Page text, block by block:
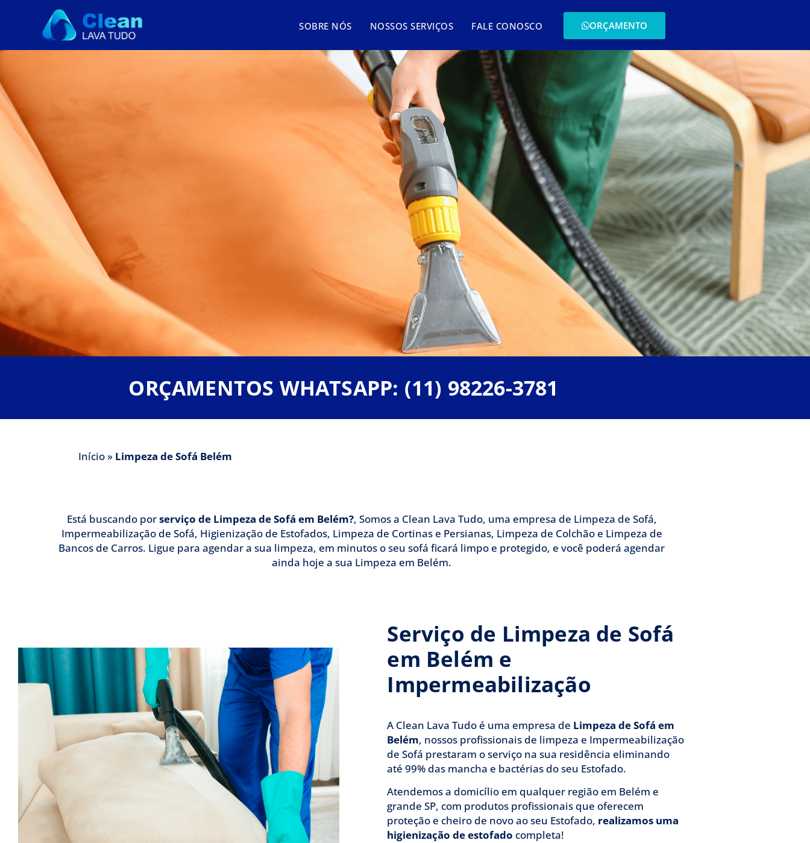
SOBRE NÓS NOSSOS SERVIÇOS FALE CONOSCO ORÇAMENTO
Limpeza de Sofá em Belém, chame a Clean Lava
Tudo
em Limpeza de Estofados em Belém e Impermeabilização de Sofá.
ORÇAMENTOS WHATSAPP: (11) 98226-3781
Início» Limpeza de Sofá Belém
Está buscando porserviço de Limpeza de Sofá em Belém?, Somos a Clean Lava Tudo, uma empresa de Limpeza de Sofá,
Impermeabilização de Sofá, Higienização de Estofados, Limpeza de Cortinas e Persianas, Limpeza de Colchão e Limpeza de
Bancos de Carros. Ligue para agendar a sua limpeza, em minutos o seu sofá ficará limpo e protegido, e você poderá agendar
ainda hoje a sua Limpeza em Belém.
Serviço de Limpeza de Sofá
em Belém e
Impermeabilização
A Clean Lava Tudo é uma empresa de Limpeza de Sofá em
Belém, nossos profissionais de limpeza e Impermeabilização
de Sofá prestaram o serviço na sua residência eliminando
até 99% das mancha e bactérias do seu Estofado.
Atendemos a domicílio em qualquer região em Belém e
grande SP, com produtos profissionais que oferecem
proteção e cheiro de novo ao seu Estofado, realizamos uma
higienização de estofado completa!